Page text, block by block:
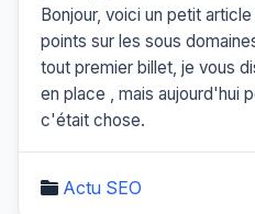
Bonjour, voici un petit
points sur les sous
tout premier billet, je vous
en place , mais aujourd'hui
c'était chose.
Actu SEO